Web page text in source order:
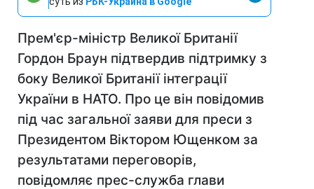
Прем'єр-міністр Великої Британії
Гордон Браун підтвердив підтримку з
боку Великої Британії інтеграції
України в НАТО. Про це він повідомив
під час загальної заяви для преси з
Президентом Віктором Ющенком за
результатами переговорів,
повідомляє прес-служба глави